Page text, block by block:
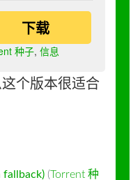
下载
种子, 信息
个版本很适合
fallback) (Torrent 种